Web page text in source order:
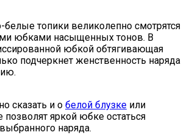
белые топики великолепно смотрятся
юбками насыщенных тонов. В
юбкой обтягивающая
подчеркнет женственность наряда
сказать и о белой блузке или
яркой юбке остаться
наряда.